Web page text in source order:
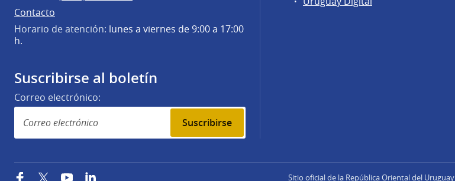
Contacto
Horario de atención: lunes a viernes de 9:00 a 17:00
h.
Suscribirse al boletín
Correo electrónico:
Suscribirse
FacebookTwitterYouTubeLinkedIn Sitio oficial de la República Oriental del Uruguay